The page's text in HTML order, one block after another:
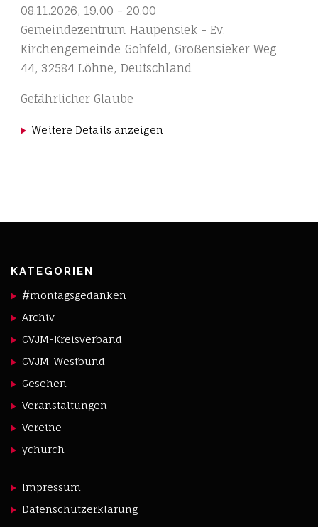
08.11.2026, 19.00 - 20.00
Gemeindezentrum Haupensiek - Ev.
Kirchengemeinde Gohfeld, Großensieker Weg
44, 32584 Löhne, Deutschland
Gefährlicher Glaube
Weitere Details anzeigen
KATEGORIEN
#montagsgedanken
Archiv
CVJM-Kreisverband
CVJM-Westbund
Gesehen
Veranstaltungen
Vereine
ychurch
Impressum
Datenschutzerklärung